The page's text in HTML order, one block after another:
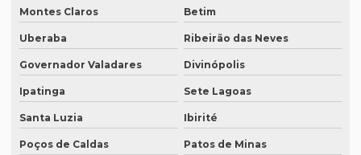
Empresa de tradução para eventos
Empresa de tradução em ingles
Empresa de tradução ingles portugues
Empresa tradução japonês
Empresa de tradução juramentada
Montes Claros Betim
Uberaba Ribeirão das Neves
Governador Valadares Divinópolis
Ipatinga Sete Lagoas
Santa Luzia Ibirité
Poços de Caldas Patos de Minas